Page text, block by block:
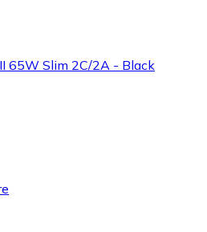
65W Slim 2C/2A - Black